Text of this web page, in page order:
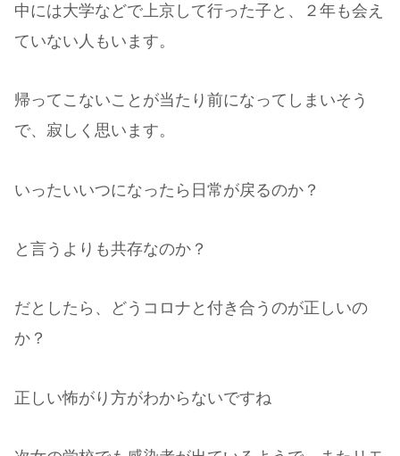
中には大学などで上京して行った子と、２年も会え
ていない人もいます。
帰ってこないことが当たり前になってしまいそう
で、寂しく思います。
いったいいつになったら日常が戻るのか？
と言うよりも共存なのか？
だとしたら、どうコロナと付き合うのが正しいの
か？
正しい怖がり方がわからないですね